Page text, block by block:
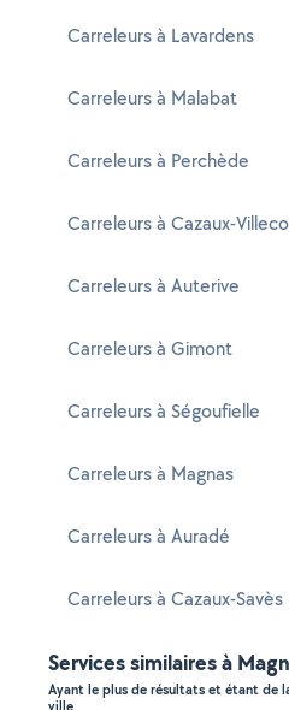
Carreleurs à Lavardens
Carreleurs à Malabat
Carreleurs à Perchède
Carreleurs à Cazaux-
Carreleurs à Auterive
Carreleurs à Gimont
Carreleurs à Ségoufielle
Carreleurs à Magnas
Carreleurs à Auradé
Carreleurs à Cazaux-Savès
Services similaires à
Ayant le plus de résultats et étant de